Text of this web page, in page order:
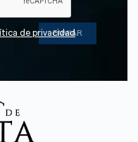
de privacidad